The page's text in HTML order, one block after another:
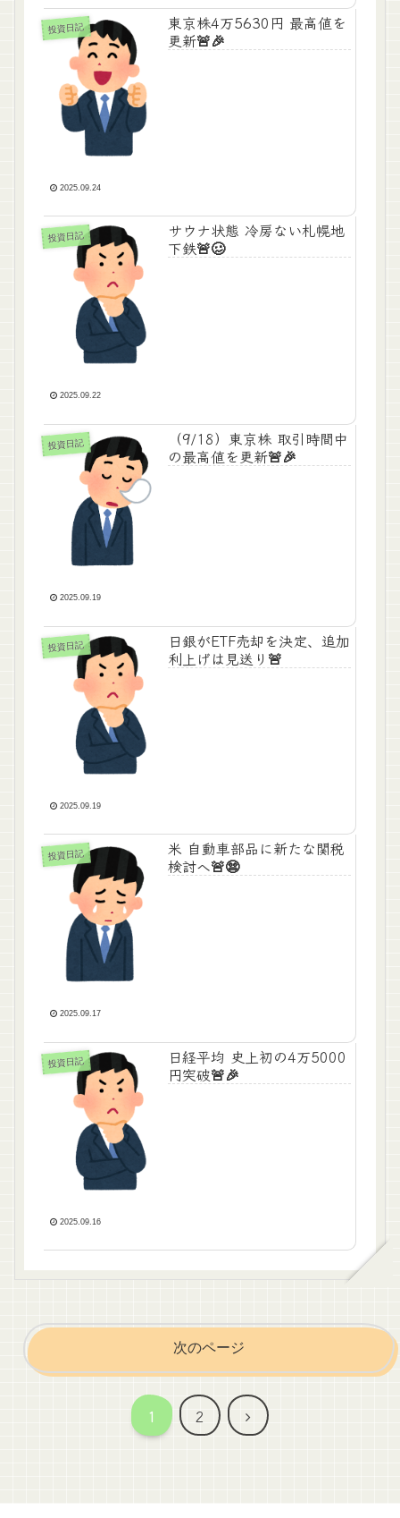
投資日記
東京株4万5630円 最高値を
更新🚨🎉
2025.09.24
投資日記
サウナ状態 冷房ない札幌地
下鉄🚨🥴
2025.09.22
投資日記
（9/18）東京株 取引時間中
の最高値を更新🚨🎉
2025.09.19
投資日記
日銀がETF売却を決定、追加
利上げは見送り🚨
2025.09.19
投資日記
米 自動車部品に新たな関税
検討へ🚨😨
2025.09.17
投資日記
日経平均 史上初の4万5000
円突破🚨🎉
2025.09.16
次のページ
1 2
次